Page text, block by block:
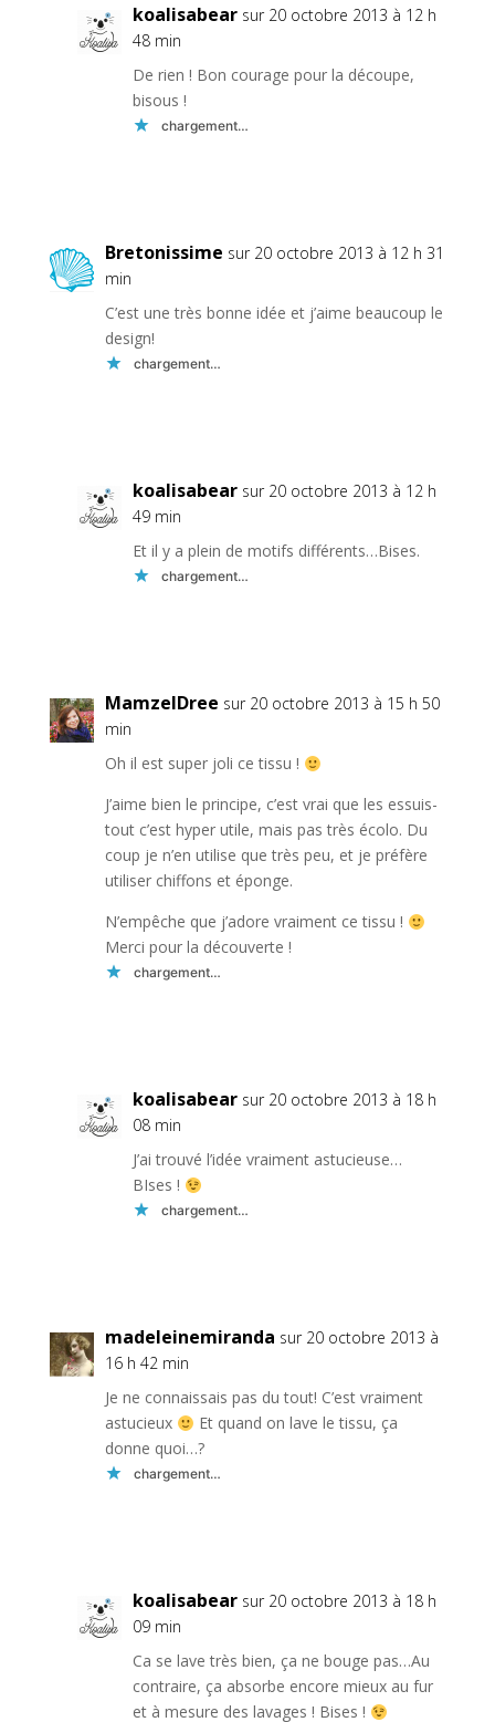
koalisabear sur 20 octobre 2013 à 12 h
48 min
De rien ! Bon courage pour la découpe,
bisous !
chargement…
Bretonissime sur 20 octobre 2013 à 12 h 31
min
C’est une très bonne idée et j’aime beaucoup le
design!
chargement…
koalisabear sur 20 octobre 2013 à 12 h
49 min
Et il y a plein de motifs différents…Bises.
chargement…
MamzelDree sur 20 octobre 2013 à 15 h 50
min
Oh il est super joli ce tissu !
J’aime bien le principe, c’est vrai que les essuis-
tout c’est hyper utile, mais pas très écolo. Du
coup je n’en utilise que très peu, et je préfère
utiliser chiffons et éponge.
N’empêche que j’adore vraiment ce tissu !
Merci pour la découverte !
chargement…
koalisabear sur 20 octobre 2013 à 18 h
08 min
J’ai trouvé l’idée vraiment astucieuse…
BIses !
chargement…
madeleinemiranda sur 20 octobre 2013 à
16 h 42 min
Je ne connaissais pas du tout! C’est vraiment
astucieux
Et quand on lave le tissu, ça
donne quoi…?
chargement…
koalisabear sur 20 octobre 2013 à 18 h
09 min
Ca se lave très bien, ça ne bouge pas…Au
contraire, ça absorbe encore mieux au fur
et à mesure des lavages ! Bises !